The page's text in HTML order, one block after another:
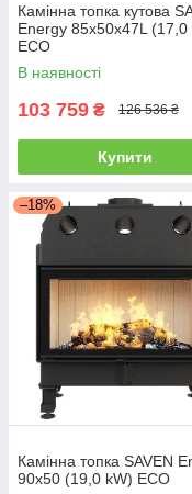
Камінна топка кутова
Energy 85х50х47L (17,0
ECO
В наявності
103 759 ₴ 126 536 ₴
Купити
–18%
Камінна топка SAVEN
90х50 (19,0 kW) ECO